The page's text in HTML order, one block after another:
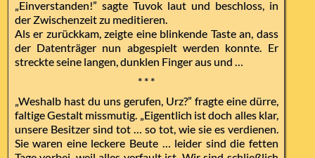
„Einverstanden!” sagte Tuvok laut und beschloss, in
der Zwischenzeit zu meditieren.
Als er zurückkam, zeigte eine blinkende Taste an, dass
der Datenträger nun abgespielt werden konnte. Er
streckte seine langen, dunklen Finger aus und …
* * *
„Weshalb hast du uns gerufen, Urz?” fragte eine dürre,
faltige Gestalt missmutig. „Eigentlich ist doch alles klar,
unsere Besitzer sind tot … so tot, wie sie es verdienen.
Sie waren eine leckere Beute … leider sind die fetten